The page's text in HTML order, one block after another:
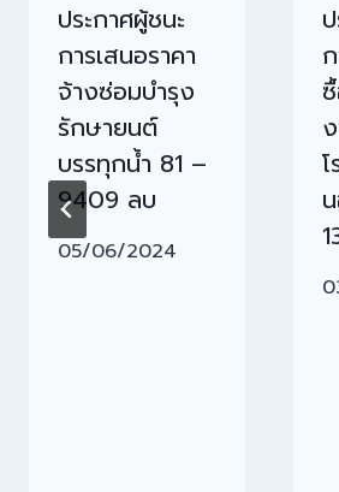
ประกาศผู้ชนะ
การเสนอราคา
จ้างซ่อมบำรุง
รักษายนต์
บรรทุกน้ำ 81 –
9409 ลบ
05/06/2024